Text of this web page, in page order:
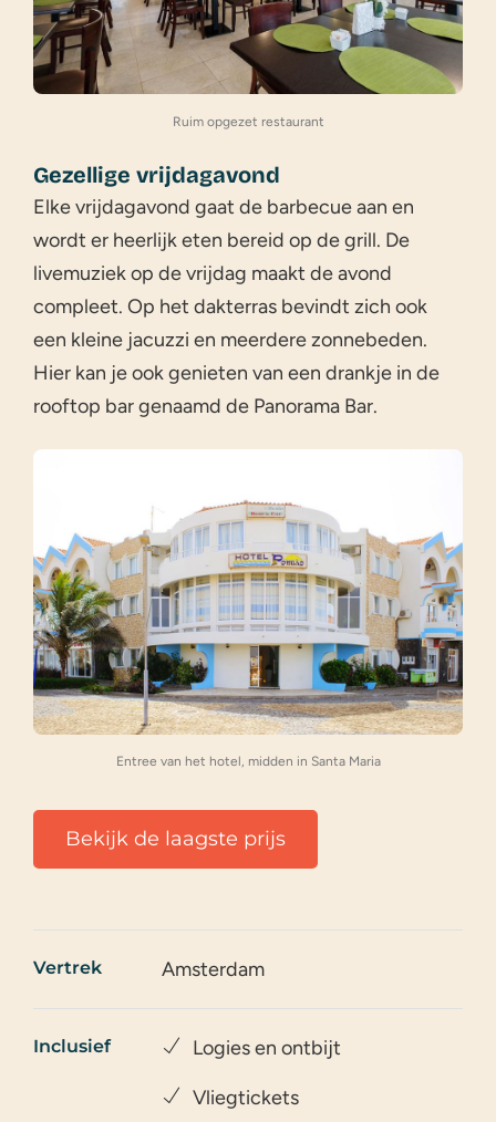
Ruim opgezet restaurant
Gezellige vrijdagavond
Elke vrijdagavond gaat de barbecue aan en
wordt er heerlijk eten bereid op de grill. De
livemuziek op de vrijdag maakt de avond
compleet. Op het dakterras bevindt zich ook
een kleine jacuzzi en meerdere zonnebeden.
Hier kan je ook genieten van een drankje in de
rooftop bar genaamd de Panorama Bar.
Entree van het hotel, midden in Santa Maria
Bekijk de laagste prijs
Vertrek Amsterdam
Inclusief Logies en ontbijt
Vliegtickets